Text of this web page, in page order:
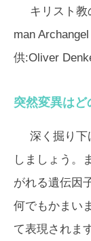
キリスト
man
供:Oliver
突然変異は
深く掘り下
しましょう。
がれる遺伝因
何でもかまい
て表現されま